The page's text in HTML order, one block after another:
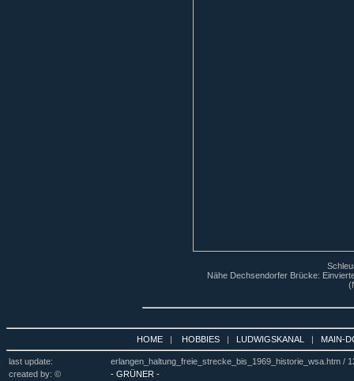
Nähe Dechsendorfer Brücke:
HOME | HOBBIES | LUDWIGSKANAL | MAIN-
last update: erlangen_haltung_freie_strecke_bis_1969_historie_wsa.htm /
created by: ©
- GRÜNER -